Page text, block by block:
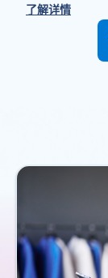
了解详情